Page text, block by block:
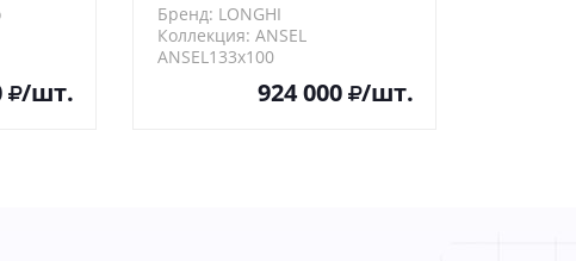
/шт.
Бренд: LONGHI
Коллекция: ANSEL
ANSEL133х100
924 000 /шт.